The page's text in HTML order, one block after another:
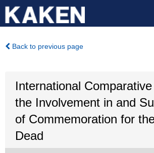
Back to previous page
International
the Involvement in and
of Commemoration for
Dead